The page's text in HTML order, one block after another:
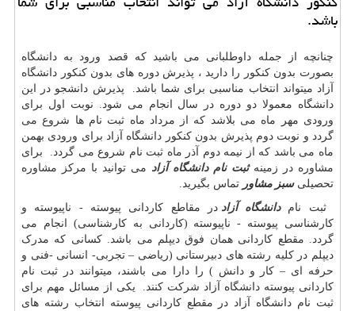
باشد.
چنانچه از جمله داوطلبانی می باشید که قصد ورود به دانشگاه
بصورت بدون کنکور را دارید ، پذیرش دوره های بدون کنکور دانشگاه
آزاد میتواند انتخاب مناسبی برای شما باشد. پذیرش دانشجو در این
دانشگاه معمولا دو دوره در سال انجام می شود. نوبت اول برای
ورودی مهر ماه می بلاشد که از مرداد ماه ثبت نام ها شروع می
گردد و نوبت دوم پذیرش بدون کنکور دانشگاه آزاد برای ورودی بهمن
ماه می باشد که از نیمه دوم آذر ماه ثبت نام شروع می گردد. برای
مشاوره در زمینهثبت نام دانشگاه آزاد می توانید با مرکز مشاوره
تحصیلیسبز مشاور تماس بگیرید.
ثبت نامدانشگاه آزاد در مقاطع کاردانی پیوسته - ناپیوسته و
کارشناسی پیوسته - ناپیوسته (کاردانی به کارشناسی) انجام می
گردد. مقطع کاردانی همان فوق دیپلم می باشد. کسانی که مدرک
دیپلم در کلیه رشته های دبیرستانی (ریاضی – تجربی- انسانی -فنی و
حرفه ای – کار و دانش ) را دارا می باشند، میتوانند در ثبت نام
کاردانی پیوسته دانشگاه آزاد شرکت کنند. یکی از مسائل مهم برای
ثبت نام دانشگاه آزاد در مقطع کاردانی پیوسته انتخاب رشته های